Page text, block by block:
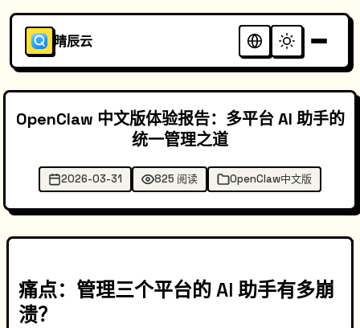
晴辰云
OpenClaw 中文版体验报告：多平台 AI 助手的
统一管理之道
2026-03-31 825 阅读 OpenClaw中文版
痛点：管理三个平台的 AI 助手有多崩
溃？